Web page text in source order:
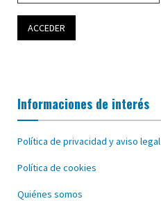
Informaciones de interés
Política de privacidad y aviso legal
Política de cookies
Quiénes somos